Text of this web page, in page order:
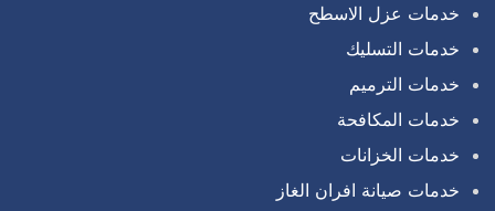
خدمات عزل الاسطح
خدمات التسليك
خدمات الترميم
خدمات المكافحة
خدمات الخزانات
خدمات صيانة افران الغاز